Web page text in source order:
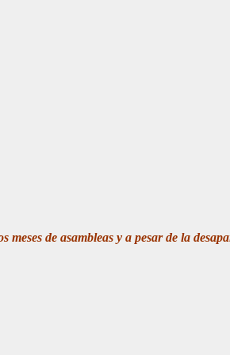
de asambleas y a pesar de la